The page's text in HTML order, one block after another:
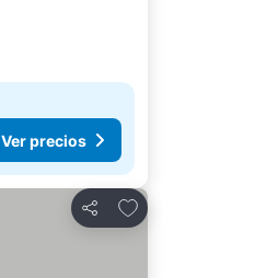
Ver precios
Compartir
Añadir a favoritos